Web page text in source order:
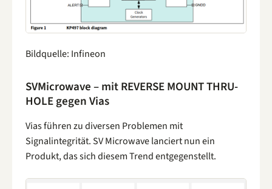
Bildquelle: Infineon
SVMicrowave – mit REVERSE MOUNT THRU-
HOLE gegen Vias
Vias führen zu diversen Problemen mit
Signalintegrität. SV Microwave lanciert nun ein
Produkt, das sich diesem Trend entgegenstellt.